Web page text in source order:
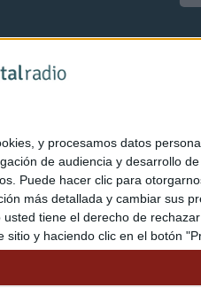
y procesamos datos
de audiencia y desarrollo de
Puede hacer clic para
más detallada y cambiar sus
tiene el derecho de
y haciendo clic en el botón